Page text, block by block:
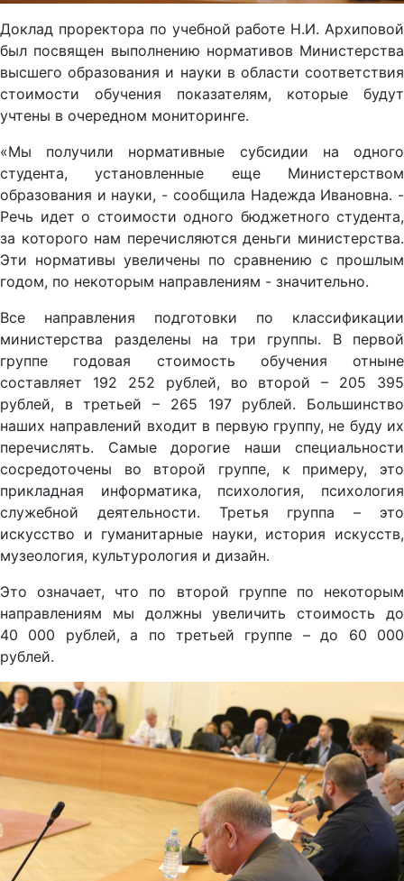
Доклад проректора по учебной работе Н.И. Архиповой
был посвящен выполнению нормативов Министерства
высшего образования и науки в области соответствия
стоимости обучения показателям, которые будут
учтены в очередном мониторинге.
«Мы получили нормативные субсидии на одного
студента, установленные еще Министерством
образования и науки, - сообщила Надежда Ивановна. -
Речь идет о стоимости одного бюджетного студента,
за которого нам перечисляются деньги министерства.
Эти нормативы увеличены по сравнению с прошлым
годом, по некоторым направлениям - значительно.
Все направления подготовки по классификации
министерства разделены на три группы. В первой
группе годовая стоимость обучения отныне
составляет 192 252 рублей, во второй – 205 395
рублей, в третьей – 265 197 рублей. Большинство
наших направлений входит в первую группу, не буду их
перечислять. Самые дорогие наши специальности
сосредоточены во второй группе, к примеру, это
прикладная информатика, психология, психология
служебной деятельности. Третья группа – это
искусство и гуманитарные науки, история искусств,
музеология, культурология и дизайн.
Это означает, что по второй группе по некоторым
направлениям мы должны увеличить стоимость до
40 000 рублей, а по третьей группе – до 60 000
рублей.